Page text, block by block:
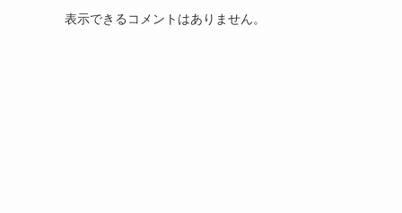
表示できるコメントはありません。